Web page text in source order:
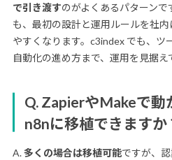
で引き渡すのがよくあるパターン
も、最初の設計と運用ルールを社
やすくなります。c3index でも、ツ
自動化の進め方まで、運用を見据え
Q. ZapierやMakeで動
n8nに移植できますか
A.多くの場合は移植可能ですが、